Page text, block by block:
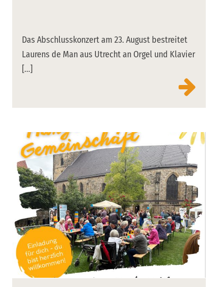
Das Abschlusskonzert am 23. August bestreitet
Laurens de Man aus Utrecht an Orgel und Klavier
[...]